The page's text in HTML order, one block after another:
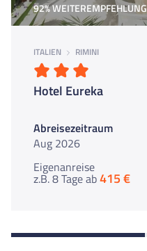
92% WEITEREMPFEHLUNG
ITALIEN RIMINI
Hotel Eureka
Abreisezeitraum
Aug 2026
Eigenanreise
z.B. 8 Tageab415 €